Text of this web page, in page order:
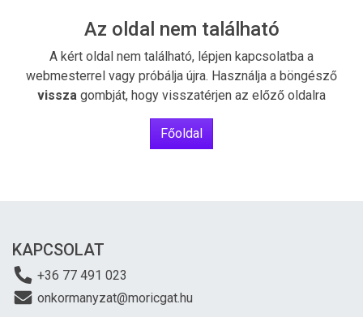
Az oldal nem található
A kért oldal nem található, lépjen kapcsolatba a
webmesterrel vagy próbálja újra. Használja a böngésző
vissza gombját, hogy visszatérjen az előző oldalra
Főoldal
KAPCSOLAT
+36 77 491 023
onkormanyzat@moricgat.hu